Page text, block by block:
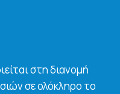
στη διανομή
σε ολόκληρο το